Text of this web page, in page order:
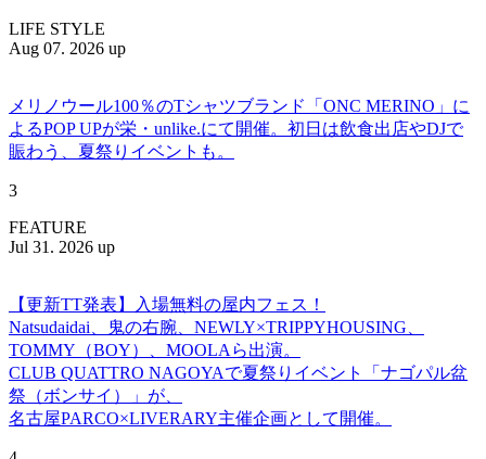
LIFE STYLE
Aug 07. 2026 up
メリノウール100％のTシャツブランド「ONC MERINO」に
よるPOP UPが栄・unlike.にて開催。初日は飲食出店やDJで
賑わう、夏祭りイベントも。
3
FEATURE
Jul 31. 2026 up
【更新TT発表】入場無料の屋内フェス！
Natsudaidai、鬼の右腕、NEWLY×TRIPPYHOUSING、
TOMMY（BOY）、MOOLAら出演。
CLUB QUATTRO NAGOYAで夏祭りイベント「ナゴパル盆
祭（ボンサイ）」が、
名古屋PARCO×LIVERARY主催企画として開催。